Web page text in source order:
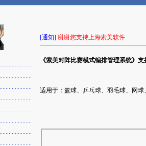
[通知] 谢谢您支持上海索美软件
《索美对阵比赛模式编排管理系统》
适用于：篮球、乒乓球、羽毛球、 网球